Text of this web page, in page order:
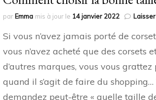
par Emma mis à jour le 14 janvier 2022
Si vous n’avez jamais porté de
vous n’avez acheté que des corsets
d’autres marques, vous vous
quand il s’agit de faire du shopping…
demandez peut-être « quelle taille